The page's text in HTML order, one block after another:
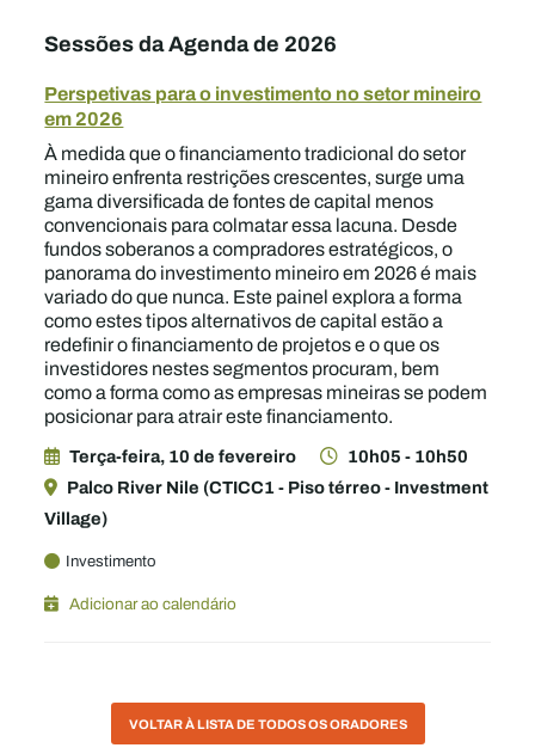
Sessões da Agenda de 2026
Perspetivas para o investimento no setor mineiro
em 2026
À medida que o financiamento tradicional do setor
mineiro enfrenta restrições crescentes, surge uma
gama diversificada de fontes de capital menos
convencionais para colmatar essa lacuna. Desde
fundos soberanos a compradores estratégicos, o
panorama do investimento mineiro em 2026 é mais
variado do que nunca. Este painel explora a forma
como estes tipos alternativos de capital estão a
redefinir o financiamento de projetos e o que os
investidores nestes segmentos procuram, bem
como a forma como as empresas mineiras se podem
posicionar para atrair este financiamento.
Terça-feira, 10 de fevereiro
10h05 - 10h50
Palco River Nile (CTICC1 - Piso térreo - Investment
Village)
Investimento
Adicionar ao calendário
VOLTAR À LISTA DE TODOS OS ORADORES